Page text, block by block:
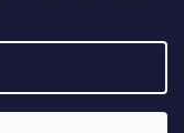
Ondřej Rutkowski.